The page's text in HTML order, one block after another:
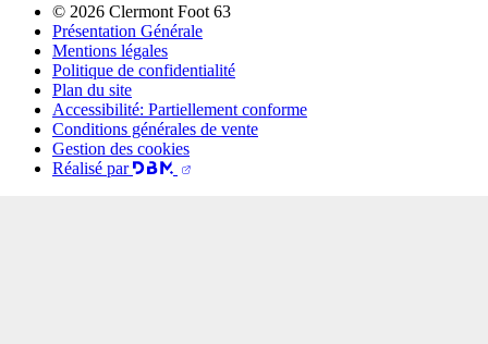
© 2026 Clermont Foot 63
Présentation Générale
Mentions légales
Politique de confidentialité
Plan du site
Accessibilité: Partiellement conforme
Conditions générales de vente
Gestion des cookies
Réalisé par